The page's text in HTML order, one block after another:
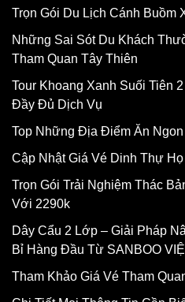
Trọn Gói Du Lịch Cánh Buồm
Những Sai Sót Du Khách
Tham Quan Tây Thiên
Tour Khoang Xanh Suối Tiên
Đầy Đủ Dịch Vụ
Top Những Địa Điểm Ăn
Cập Nhật Giá Vé Dinh Thự
Trọn Gói Trải Nghiệm Thác
Với 2290k
Dây Cẩu 2 Lớp – Giải Pháp
Bỉ Hàng Đầu Từ SANBOO
Tham Khảo Giá Vé Tham